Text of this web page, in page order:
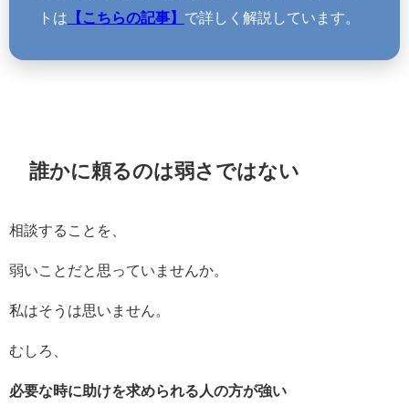
トは 【こちらの記事】 で詳しく解説しています。
誰かに頼るのは弱さではない
相談することを、
弱いことだと思っていませんか。
私はそうは思いません。
むしろ、
必要な時に助けを求められる人の方が強い